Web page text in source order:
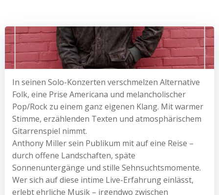
In seinen Solo-Konzerten verschmelzen Alternative
Folk, eine Prise Americana und melancholischer
Pop/Rock zu einem ganz eigenen Klang. Mit warmer
Stimme, erzählenden Texten und atmosphärischem
Gitarrenspiel nimmt.
Anthony Miller sein Publikum mit auf eine Reise –
durch offene Landschaften, späte
Sonnenuntergänge und stille Sehnsuchtsmomente.
Wer sich auf diese intime Live-Erfahrung einlässt,
erlebt ehrliche Musik – irgendwo zwischen